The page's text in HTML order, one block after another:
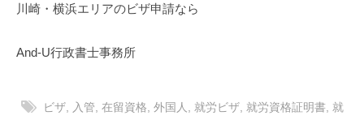
川崎・横浜エリアのビザ申請なら
And-U行政書士事務所
ビザ, 入管, 在留資格, 外国人 , 就労ビザ, 就労資格証明書, 就